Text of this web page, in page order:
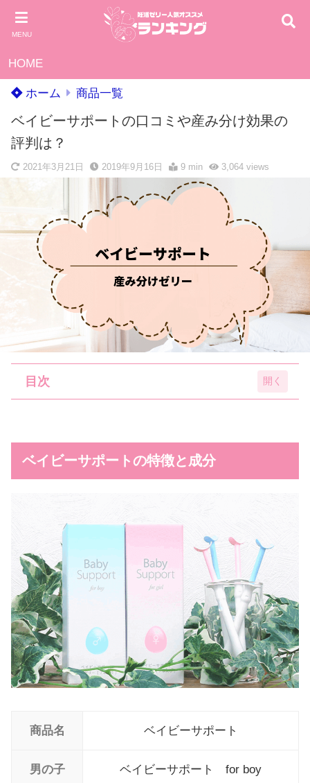
MENU
HOME
ホーム 商品一覧
ベイビーサポートの口コミや産み分け効果の
評判は？
2021年3月21日 2019年9月16日 9 min 3,064views
目次
ベイビーサポートの成分
ベイビーサポート for girl
ベイビーサポートの口コミや評判はどうな
の？
ベイビーサポートの悪い口コミや評判
ベイビーサポートのいい口コミや評判
ベイビーサポートのネットの評判や評価
ベイビーサポートの口コミ評判まとめ
ベイビーサポートの産み分け効果
ベイビーサポートで副作用は？
ベイビーサポートの特徴と成分
商品名 ベイビーサポート
男の子 ベイビーサポート for boy